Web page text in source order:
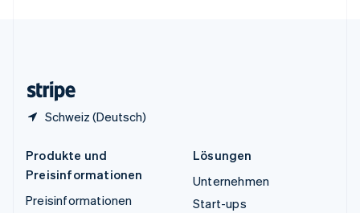
Schweiz (Deutsch)
Produkte und
Preisinformationen
Preisinformationen
Lösungen
Unternehmen
Start-ups